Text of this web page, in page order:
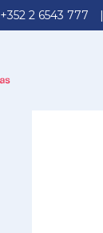
+352 2 6543 777